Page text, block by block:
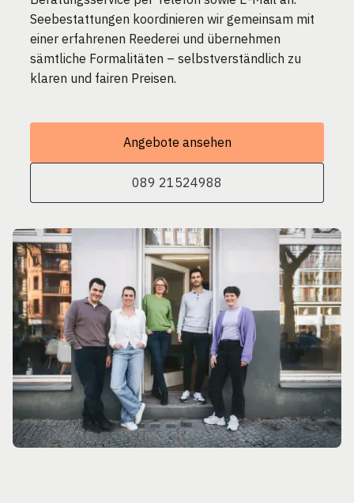
Seebestattungen koordinieren wir gemeinsam mit
einer erfahrenen Reederei und übernehmen
sämtliche Formalitäten – selbstverständlich zu
klaren und fairen Preisen.
Angebote ansehen
089 21524988